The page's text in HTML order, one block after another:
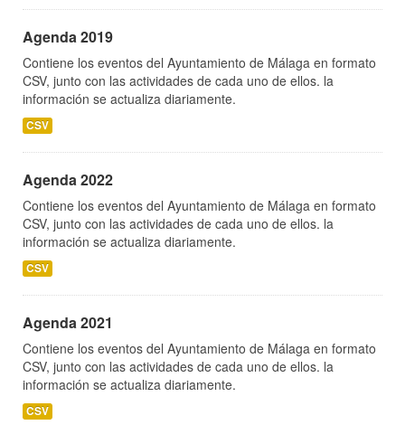
Agenda 2019
Contiene los eventos del Ayuntamiento de Málaga en formato
CSV, junto con las actividades de cada uno de ellos. la
información se actualiza diariamente.
CSV
Agenda 2022
Contiene los eventos del Ayuntamiento de Málaga en formato
CSV, junto con las actividades de cada uno de ellos. la
información se actualiza diariamente.
CSV
Agenda 2021
Contiene los eventos del Ayuntamiento de Málaga en formato
CSV, junto con las actividades de cada uno de ellos. la
información se actualiza diariamente.
CSV